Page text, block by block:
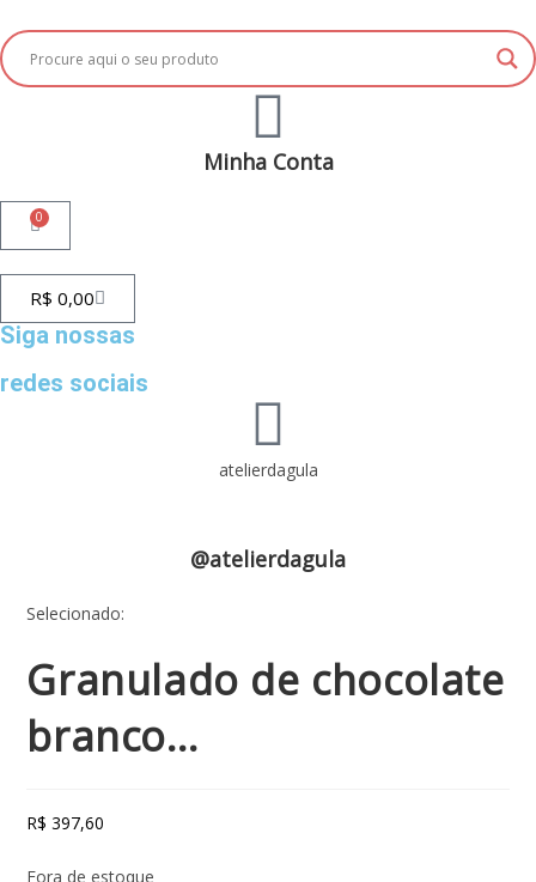
Minha Conta
0
R$ 0,00
Siga nossas
redes sociais
atelierdagula
@atelierdagula
Selecionado:
Granulado de chocolate
branco…
R$ 397,60
Fora de estoque